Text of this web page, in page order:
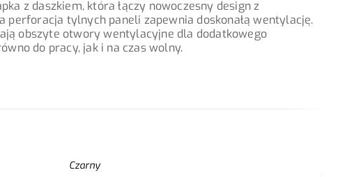
z daszkiem, która łączy nowoczesny design z
tylnych paneli zapewnia doskonałą wentylację.
obszyte otwory wentylacyjne dla dodatkowego
do pracy, jak i na czas wolny.
Czarny